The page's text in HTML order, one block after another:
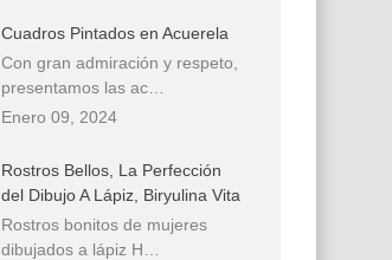
Cuadros Pintados en Acuerela
Con gran admiración y respeto,
presentamos las ac…
Enero 09, 2024
Rostros Bellos, La Perfección
del Dibujo A Lápiz, Biryulina Vita
Rostros bonitos de mujeres
dibujados a lápiz H…